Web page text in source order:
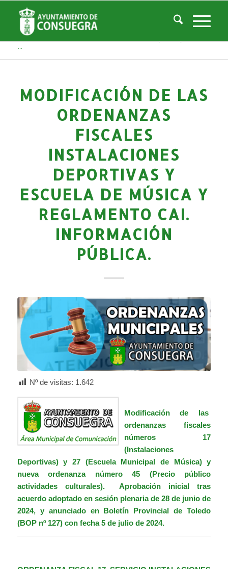
Noticias
Usted está aquí: Inicio / Noticias
Economía y Hacienda /
MODIFICACIÓN DE LAS
ORDENANZAS
FISCALES
INSTALACIONES
DEPORTIVAS Y
ESCUELA DE MÚSICA Y
REGLAMENTO CAI.
INFORMACIÓN
PÚBLICA.
Nº de visitas: 1.642
Modificación de las
ordenanzas fiscales
números 17
(Instalaciones
Deportivas) y 27 (Escuela Municipal de Música) y
nueva ordenanza número 45 (Precio público
actividades culturales). Aprobación inicial tras
acuerdo adoptado en sesión plenaria de 28 de junio de
2024, y anunciado en Boletín Provincial de Toledo
(BOP nº 127) con fecha 5 de julio de 2024.